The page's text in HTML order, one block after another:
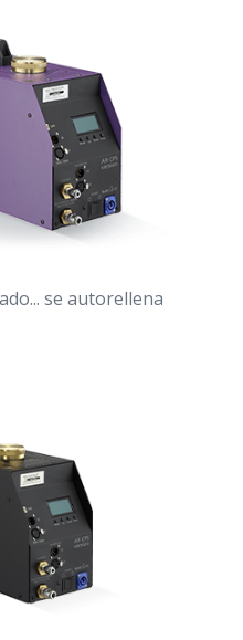
se autorellena